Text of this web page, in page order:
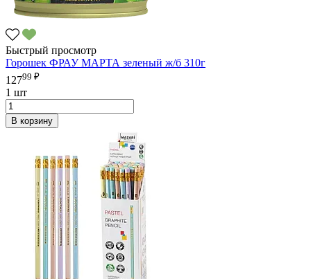
Быстрый просмотр
Горошек ФРАУ МАРТА зеленый ж/б 310г
12799 ₽
1 шт
В корзину